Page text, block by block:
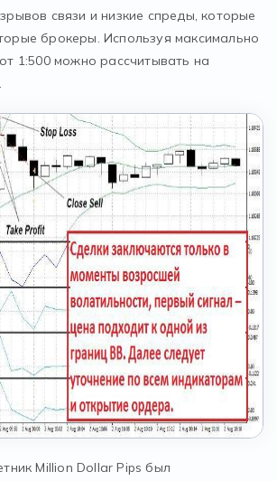
связи и низкие спреды, которые
брокеры. Используя максимально
1:500 можно рассчитывать на
Million Dollar Pips был